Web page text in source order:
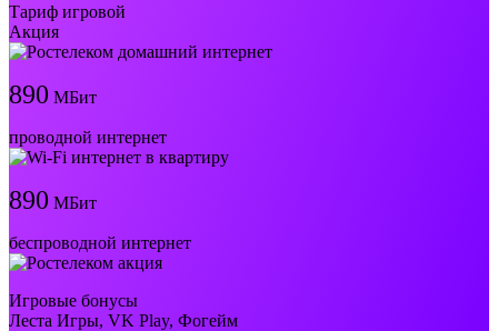
Тариф игровой
Акция
890 МБит
проводной интернет
890 МБит
беспроводной интернет
Игровые бонусы
Леста Игры, VK Play, Фогейм